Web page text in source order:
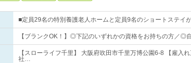
■定員29名の特別養護老人ホームと定員9名のショートステイ
【ブランクOK！】◎下記のいずれかの資格をお持ちの方／◎
【スローライフ千里】 大阪府吹田市千里万博公園6-8 【雇入
社…